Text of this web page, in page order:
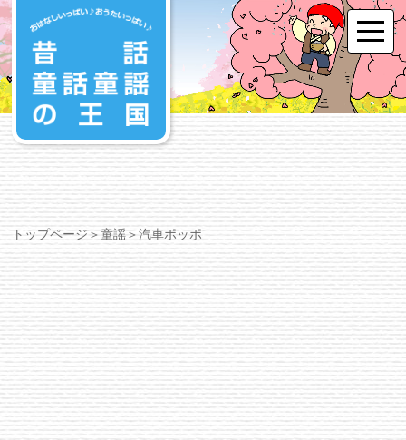
トップページ＞童謡＞汽車ポッポ